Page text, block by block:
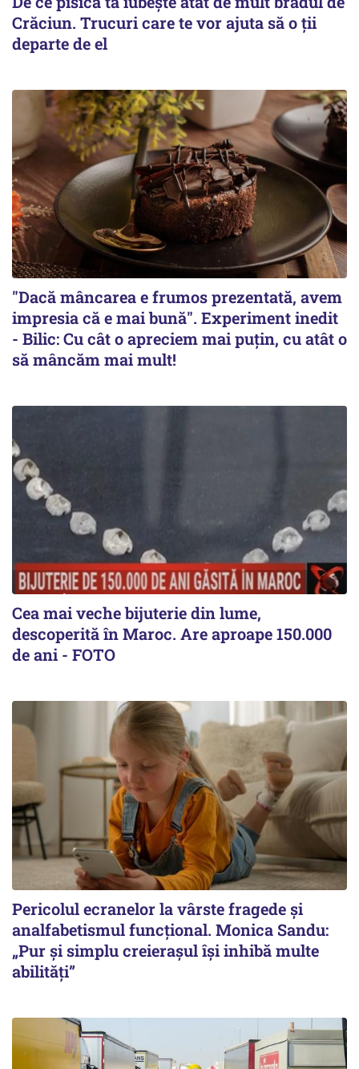
Crăciun. Trucuri care te vor ajuta să o ții
departe de el
"Dacă mâncarea e frumos prezentată, avem
impresia că e mai bună". Experiment inedit
- Bilic: Cu cât o apreciem mai puțin, cu atât o
să mâncăm mai mult!
Cea mai veche bijuterie din lume,
descoperită în Maroc. Are aproape 150.000
de ani - FOTO
Pericolul ecranelor la vârste fragede și
analfabetismul funcțional. Monica Sandu:
„Pur și simplu creierașul își inhibă multe
abilități”